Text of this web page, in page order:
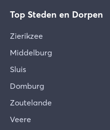
Top Steden en Dorpen
Zierikzee
Middelburg
Sluis
Domburg
Zoutelande
Veere